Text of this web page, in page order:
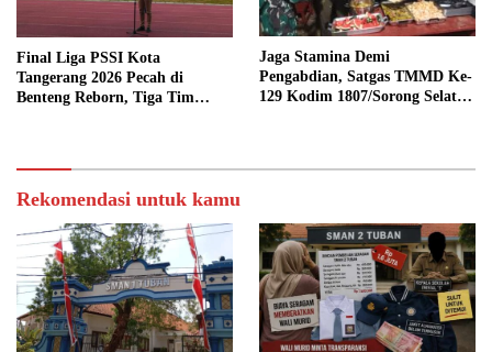
Final Liga PSSI Kota
Tangerang 2026 Pecah di
Benteng Reborn, Tiga Tim
Jaga Stamina Demi
Pengabdian, Satgas TMMD Ke-
129 Kodim 1807/Sorong Selatan
Rekomendasi untuk kamu